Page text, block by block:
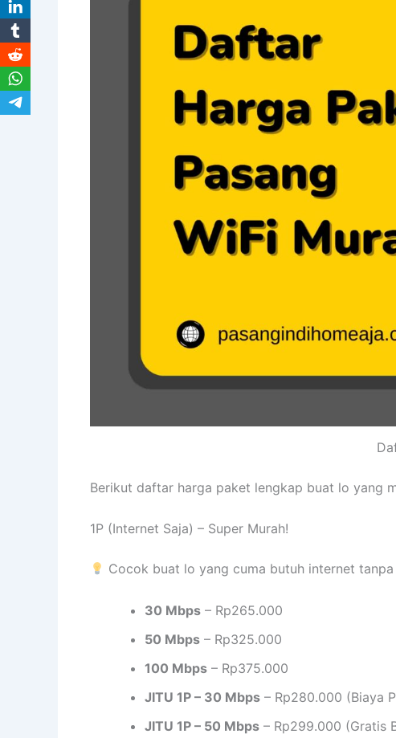
Berikut daftar harga paket lengkap buat lo yang
1P (Internet Saja) – Super Murah!
Cocok buat lo yang cuma butuh internet
30 Mbps – Rp265.000
50 Mbps – Rp325.000
100 Mbps – Rp375.000
JITU 1P – 30 Mbps – Rp280.000 (Biaya
JITU 1P – 50 Mbps – Rp299.000 (Gratis